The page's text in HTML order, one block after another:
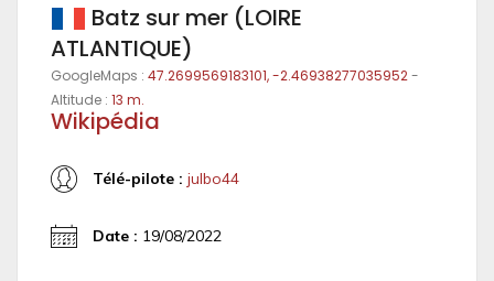
Batz sur mer (LOIRE
ATLANTIQUE)
GoogleMaps : 47.2699569183101, -2.46938277035952-
Altitude : 13 m.
Wikipédia
Télé-pilote : julbo44
Date : 19/08/2022